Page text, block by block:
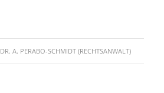
DR. A. PERABO-SCHMIDT (RECHTSANWALT)